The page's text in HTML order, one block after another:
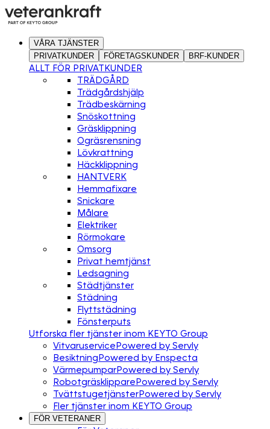
VÅRA TJÄNSTER
PRIVATKUNDER
FÖRETAGSKUNDER BRF-KUNDER
ALLT FÖR PRIVATKUNDER
TRÄDGÅRD
Trädgårdshjälp
Trädbeskärning
Snöskottning
Gräsklippning
Ogräsrensning
Lövkrattning
Häckklippning
HANTVERK
Hemmafixare
Snickare
Målare
Elektriker
Rörmokare
Omsorg
Privat hemtjänst
Ledsagning
Städtjänster
Städning
Flyttstädning
Fönsterputs
Utforska fler tjänster inom KEYTO Group
VitvaruservicePowered by Servly
BesiktningPowered by Enspecta
VärmepumparPowered by Servly
RobotgräsklipparePowered by Servly
TvättstugetjänsterPowered by Servly
Fler tjänster inom KEYTO Group
FÖR VETERANER